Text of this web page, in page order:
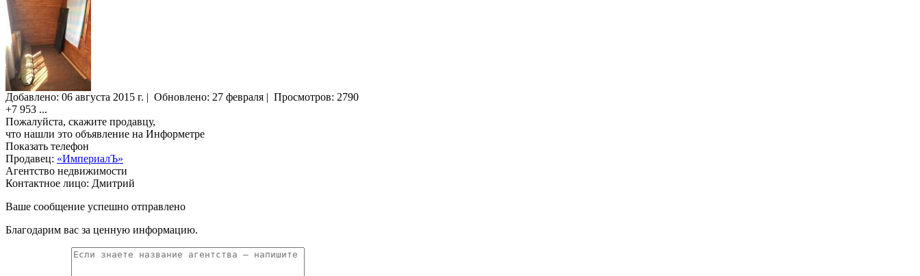
Добавлено: 06 августа 2015 г. | Обновлено: 27 февраля | Просмотров: 2790
+7 953 ...
Пожалуйста, скажите продавцу,
что нашли это объявление на Информетре
Показать телефон
Продавец: «ИмпериалЪ»
Агентство недвижимости
Контактное лицо: Дмитрий
Ваше сообщение успешно отправлено
Благодарим вас за ценную информацию.